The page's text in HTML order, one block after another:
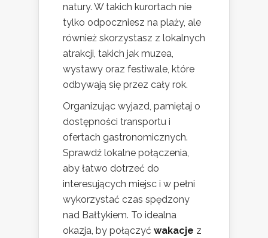
natury. W takich kurortach nie
tylko odpoczniesz na plaży, ale
również skorzystasz z lokalnych
atrakcji, takich jak muzea,
wystawy oraz festiwale, które
odbywają się przez cały rok.
Organizując wyjazd, pamiętaj o
dostępności transportu i
ofertach gastronomicznych.
Sprawdź lokalne połączenia,
aby łatwo dotrzeć do
interesujących miejsc i w pełni
wykorzystać czas spędzony
nad Bałtykiem. To idealna
okazja, by połączyć wakacje z